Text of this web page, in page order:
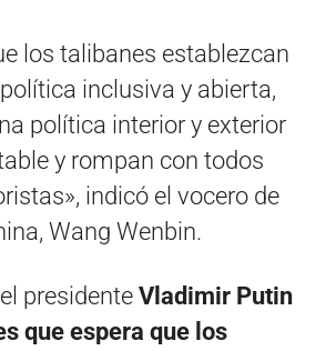
los talibanes establezcan
inclusiva y abierta,
política interior y exterior
y rompan con todos
indicó el vocero de
Wang Wenbin.
presidente Vladimir Putin
que espera que los